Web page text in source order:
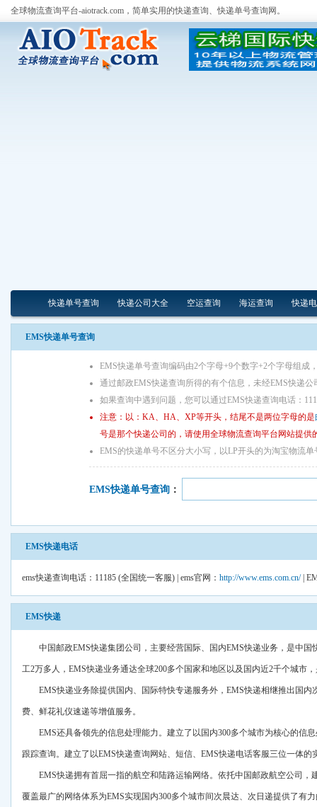
全球物流查询平台-aiotrack.com，简单实用的快递查询、快递单号查询网。
快递单号查询 快递公司大全 空运查询 海运查询 快递
EMS快递单号查询
EMS快递单号查询编码由2个字母+9个数字+2个字母组成
通过邮政EMS快递查询所得的有个信息，未经EMS快递
如果查询中遇到问题，您可以通过EMS快递查询电话：
注意：以：KA、HA、XP等开头，结尾不是两位字母的是
号是那个快递公司的，请使用全球物流查询平台网站提供
EMS的快递单号不区分大小写，以LP开头的为淘宝物流
EMS快递单号查询 ：
EMS快递电话
ems快递查询电话：11185 (全国统一客服) | ems官网： http://www.ems.com.cn/|
EMS快递
中国邮政EMS快递集团公司，主要经营国际、国内EMS快递业务，是中
工2万多人，EMS快递业务通达全球200多个国家和地区以及国内近2千个城市
EMS快递业务除提供国内、国际特快专递服务外，EMS快递相继推出国
费、鲜花礼仪速递等增值服务。
EMS还具备领先的信息处理能力。建立了以国内300多个城市为核心的信
跟踪查询。建立了以EMS快递查询网站、短信、EMS快递电话客服三位一体的
EMS快递拥有首屈一指的航空和陆路运输网络。依托中国邮政航空公司
覆盖最广的网络体系为EMS实现国内300多个城市间次晨达、次日递提供了有